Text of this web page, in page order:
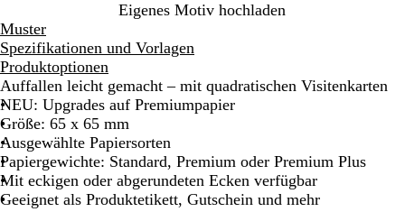
Eigenes Motiv hochladen
Muster
Spezifikationen und Vorlagen
Produktoptionen
Auffallen leicht gemacht – mit quadratischen Visitenkarten
NEU: Upgrades auf Premiumpapier
Größe: 65 x 65 mm
Ausgewählte Papiersorten
Papiergewichte: Standard, Premium oder Premium Plus
Mit eckigen oder abgerundeten Ecken verfügbar
Geeignet als Produktetikett, Gutschein und mehr